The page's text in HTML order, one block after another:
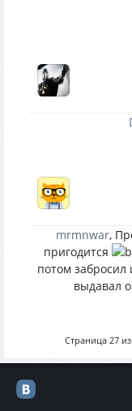
mrmnwar,
пригодится
потом забросил
выдавал
Страница 27из